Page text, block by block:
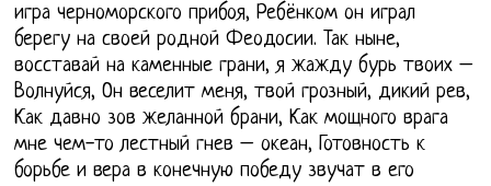
игра черноморского прибоя, Ребёнком он играл
берегу на своей родной Феодосии. Так ныне,
восставай на каменные грани, я жажду бурь твоих –
Волнуйся, Он веселит меня, твой грозный, дикий рев,
Как давно зов желанной брани, Как мощного врага
мне чем-то лестный гнев – океан, Готовность к
борьбе и вера в конечную победу звучат в его